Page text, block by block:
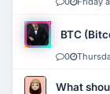
BTC
0
What